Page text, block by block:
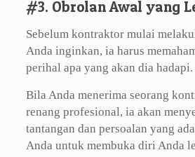
#3. Obrolan Awal yang
Sebelum kontraktor mulai
Anda inginkan, ia harus
perihal apa yang akan dia hadapi.
Bila Anda menerima seorang
renang profesional, ia akan
tantangan dan persoalan yang
Anda untuk membuka diri Anda